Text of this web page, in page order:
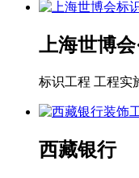
上海世博
标识工程 工程实
西藏银行